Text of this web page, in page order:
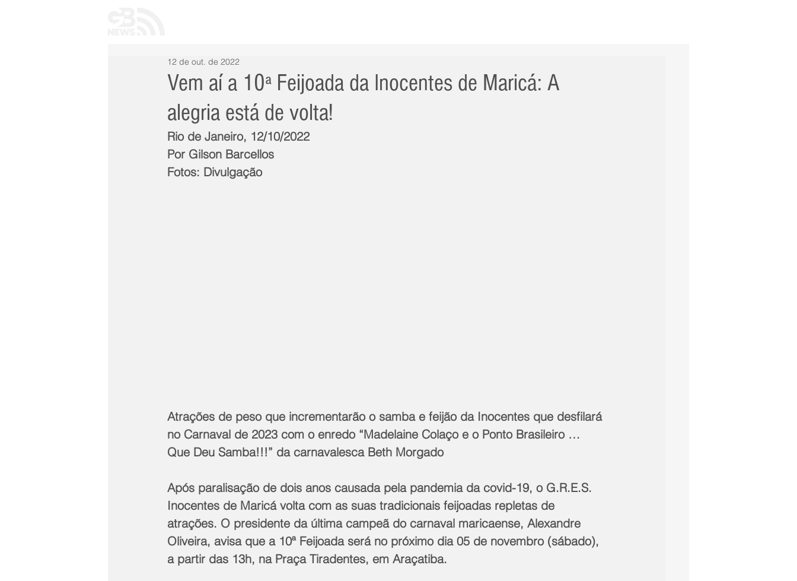
Vem aí a 10ª Feijoada da Inocentes de Maricá: A
alegria está de volta!
12 de out. de 2022
Rio de Janeiro, 12/10/2022
Por Gilson Barcellos
Fotos: Divulgação
Atrações de peso que incrementarão o samba e feijão da Inocentes que desfilará
no Carnaval de 2023 com o enredo “Madelaine Colaço e o Ponto Brasileiro …
Que Deu Samba!!!” da carnavalesca Beth Morgado
Após paralisação de dois anos causada pela pandemia da covid-19, o G.R.E.S.
Inocentes de Maricá volta com as suas tradicionais feijoadas repletas de
atrações. O presidente da última campeã do carnaval maricaense, Alexandre
Oliveira, avisa que a 10ª Feijoada será no próximo dia 05 de novembro (sábado),
a partir das 13h, na Praça Tiradentes, em Araçatiba.